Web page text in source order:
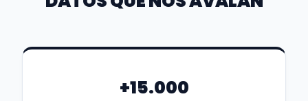
+15.000